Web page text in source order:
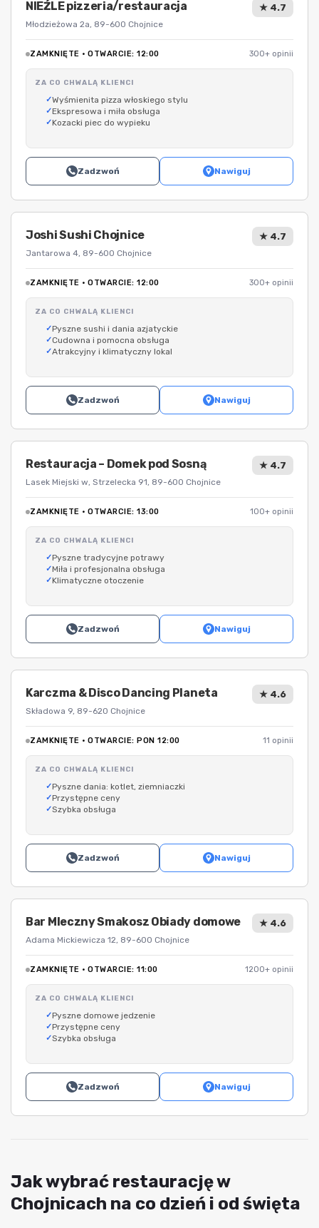
NIEŹLE pizzeria/restauracja
Młodzieżowa 2a, 89-600 Chojnice
★ 4.7
ZAMKNIĘTE · OTWARCIE: 12:00 300+ opinii
ZA CO CHWALĄ KLIENCI
Wyśmienita pizza włoskiego stylu
Ekspresowa i miła obsługa
Kozacki piec do wypieku
Zadzwoń Nawiguj
Joshi Sushi Chojnice
Jantarowa 4, 89-600 Chojnice
★ 4.7
ZAMKNIĘTE · OTWARCIE: 12:00 300+ opinii
ZA CO CHWALĄ KLIENCI
Pyszne sushi i dania azjatyckie
Cudowna i pomocna obsługa
Atrakcyjny i klimatyczny lokal
Zadzwoń Nawiguj
Restauracja – Domek pod Sosną
Lasek Miejski w, Strzelecka 91, 89-600 Chojnice
★ 4.7
ZAMKNIĘTE · OTWARCIE: 13:00 100+ opinii
ZA CO CHWALĄ KLIENCI
Pyszne tradycyjne potrawy
Miła i profesjonalna obsługa
Klimatyczne otoczenie
Zadzwoń Nawiguj
Karczma & Disco Dancing Planeta
Składowa 9, 89-620 Chojnice
★ 4.6
ZAMKNIĘTE · OTWARCIE: PON 12:00 11 opinii
ZA CO CHWALĄ KLIENCI
Pyszne dania: kotlet, ziemniaczki
Przystępne ceny
Szybka obsługa
Zadzwoń Nawiguj
Bar Mleczny Smakosz Obiady domowe
Adama Mickiewicza 12, 89-600 Chojnice
★ 4.6
ZAMKNIĘTE · OTWARCIE: 11:00 1200+ opinii
ZA CO CHWALĄ KLIENCI
Pyszne domowe jedzenie
Przystępne ceny
Szybka obsługa
Zadzwoń Nawiguj
Jak wybrać restaurację w
Chojnicach na co dzień i od święta